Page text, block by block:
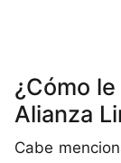
¿Cómo
Alianza
Cabe